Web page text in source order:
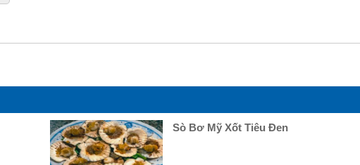
Sò Bơ Mỹ Xốt Tiêu Đen